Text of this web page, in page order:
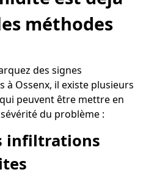
méthodes
des signes
Ossenx, il existe plusieurs
peuvent être mettre en
du problème :
infiltrations